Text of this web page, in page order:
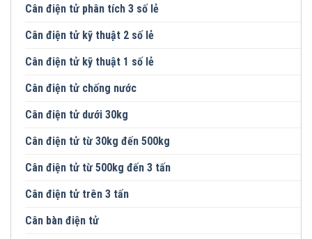
Cân điện tử phân tích 3 số lẻ
Cân điện tử kỹ thuật 2 số lẻ
Cân điện tử kỹ thuật 1 số lẻ
Cân điện tử chống nước
Cân điện tử dưới 30kg
Cân điện tử từ 30kg đến 500kg
Cân điện tử từ 500kg đến 3 tấn
Cân điện tử trên 3 tấn
Cân bàn điện tử